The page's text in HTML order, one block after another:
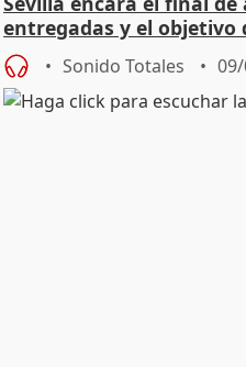
entregadas y el objetivo
Sonido Totales